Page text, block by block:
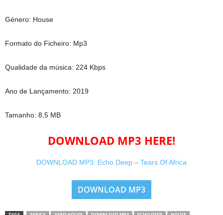
Género: House
Formato do Ficheiro: Mp3
Qualidade da música: 224 Kbps
Ano de Lançamento: 2019
Tamanho: 8,5 MB
DOWNLOAD MP3 HERE!
DOWNLOAD MP3: Echo Deep – Tears Of Africa
DOWNLOAD MP3